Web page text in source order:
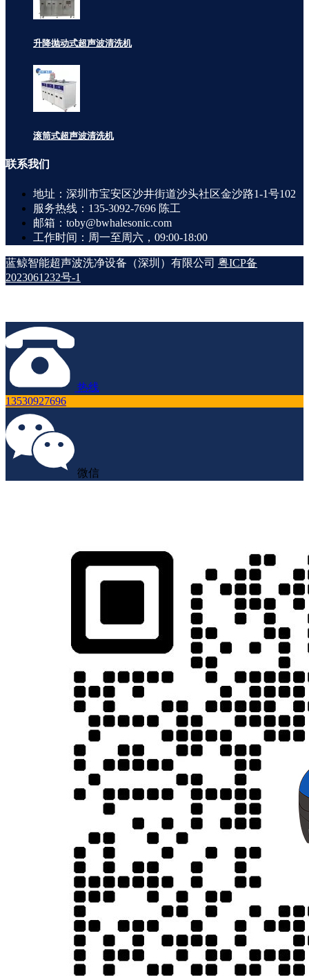
升降抛动式超声波清洗机
滚筒式超声波清洗机
联系我们
地址：深圳市宝安区沙井街道沙头社区金沙路1-1号102
服务热线：135-3092-7696 陈工
邮箱：toby@bwhalesonic.com
工作时间：周一至周六，09:00-18:00
蓝鲸智能超声波洗净设备（深圳）有限公司 粤ICP备
2023061232号-1
热线
13530927696
微信